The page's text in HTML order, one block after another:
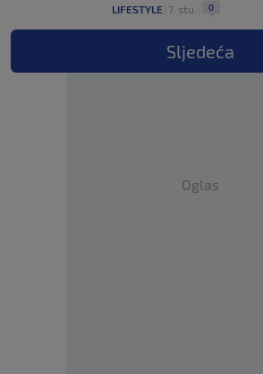
LIFESTYLE 7. stu. 0
Sljedeća
Oglas